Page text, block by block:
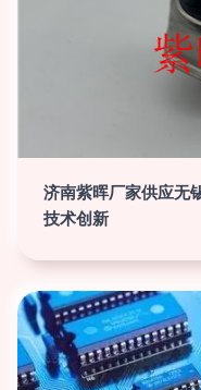
济南紫晖厂家供应无
技术创新